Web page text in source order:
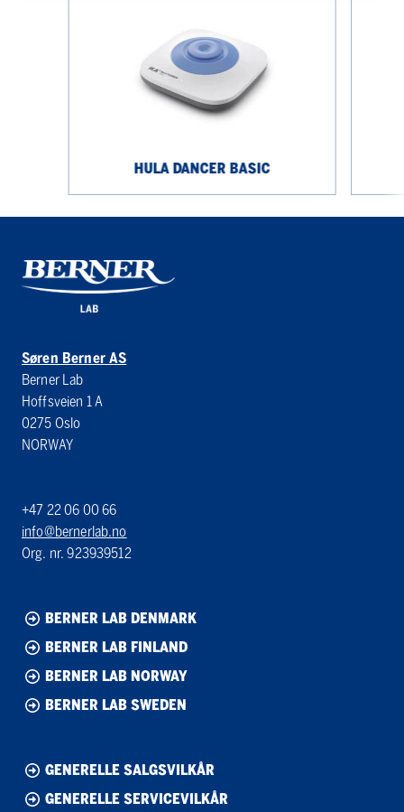
HULA DANCER BASIC
Søren Berner AS
Berner Lab
Hoffsveien 1 A
0275 Oslo
NORWAY
+47 22 06 00 66
info@bernerlab.no
Org. nr. 923939512
BERNER LAB DENMARK
BERNER LAB FINLAND
BERNER LAB NORWAY
BERNER LAB SWEDEN
GENERELLE SALGSVILKÅR
GENERELLE SERVICEVILKÅR